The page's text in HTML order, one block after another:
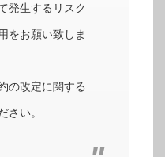
発生するリスク
をお願い致しま
の改定に関する
さい。